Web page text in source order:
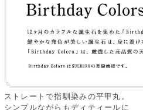
ストレートで指馴染みの平甲丸。
シンプルながらもディティールに